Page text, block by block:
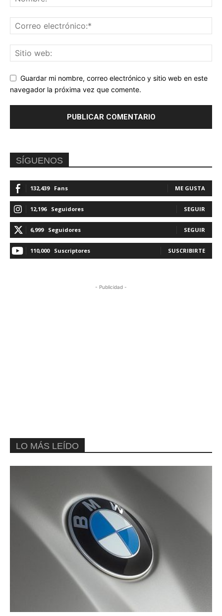
Guardar mi nombre, correo electrónico y sitio web en este
navegador la próxima vez que comente.
SÍGUENOS
132,439 Fans ME GUSTA
12,196 Seguidores SEGUIR
6,999 Seguidores SEGUIR
110,000 Suscriptores SUSCRIBIRTE
- Publicidad -
LO MÁS LEÍDO